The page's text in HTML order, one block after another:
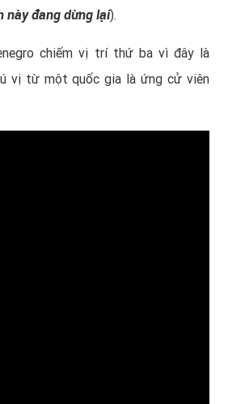
này đang dừng lại).
chiếm vị trí thứ ba vì đây là
vị từ một quốc gia là ứng cử viên